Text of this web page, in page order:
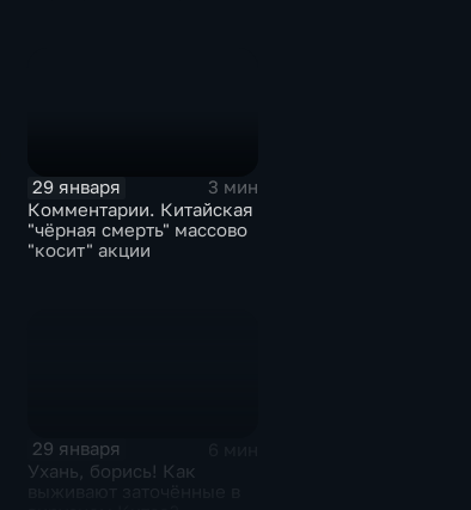
29 января
3 мин
Комментарии. Китайская
"чёрная смерть" массово
"косит" акции
29 января
Ухань, борись! Как